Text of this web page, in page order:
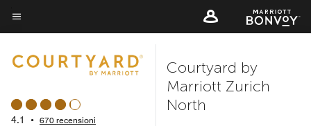
Skip
to
content
Testo del menu
4.1 • 670 recensioni
Courtyard by
Marriott Zurich
North